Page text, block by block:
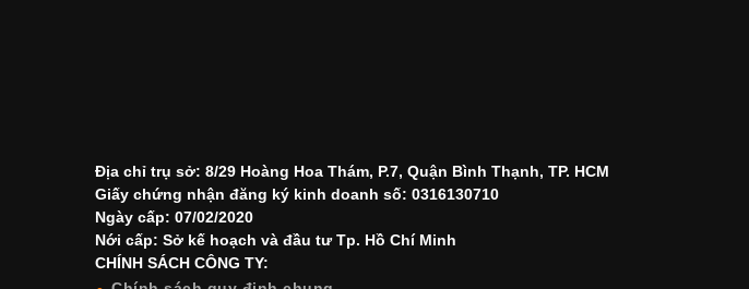
Địa chỉ trụ sở: 8/29 Hoàng Hoa Thám, P.7, Quận Bình Thạnh, TP. HCM
Giấy chứng nhận đăng ký kinh doanh số: 0316130710
Ngày cấp: 07/02/2020
Nới cấp: Sở kế hoạch và đầu tư Tp. Hồ Chí Minh
CHÍNH SÁCH CÔNG TY: